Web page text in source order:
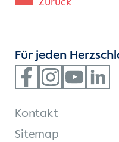
Über uns
Kontakt
Zurück
Für jeden
Kontakt
Sitemap